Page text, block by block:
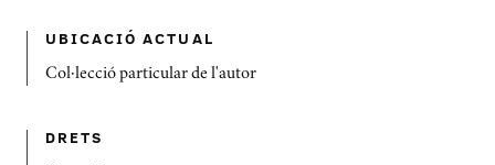
UBICACIÓ ACTUAL
Col·lecció particular de l'autor
DRETS